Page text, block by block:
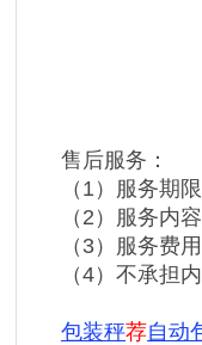
售后服务：
（1）服务期
（2）服务内
（3）服务费
（4）不承担
包装秤荐自动